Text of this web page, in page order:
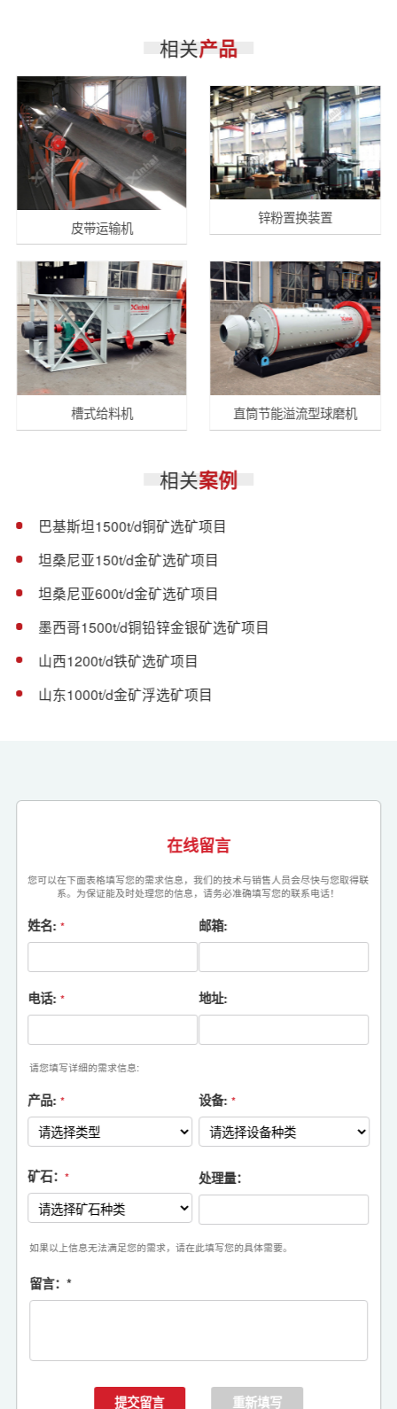
相关产品
皮带运输机
锌粉置换装置
槽式给料机 直筒节能溢流型球磨机
相关案例
巴基斯坦1500t/d铜矿选矿项目
坦桑尼亚150t/d金矿选矿项目
坦桑尼亚600t/d金矿选矿项目
墨西哥1500t/d铜铅锌金银矿选矿项目
山西1200t/d铁矿选矿项目
山东1000t/d金矿浮选矿项目
在线留言
您可以在下面表格填写您的需求信息，我们的技术与销售人员会尽快与您取得联
系。为保证能及时处理您的信息，请务必准确填写您的联系电话！
姓名: * 邮箱:
电话: * 地址:
请您填写详细的需求信息:
产品: * 设备: *
矿石： * 处理量：
如果以上信息无法满足您的需求，请在此填写您的具体需要。
留言：*